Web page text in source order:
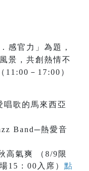
感官力」為題，
景，共創熱情不
11:00－17:00）
歌的馬來西亞
Band─熱愛音
高氣爽 （8/9限
15：00入席） 點